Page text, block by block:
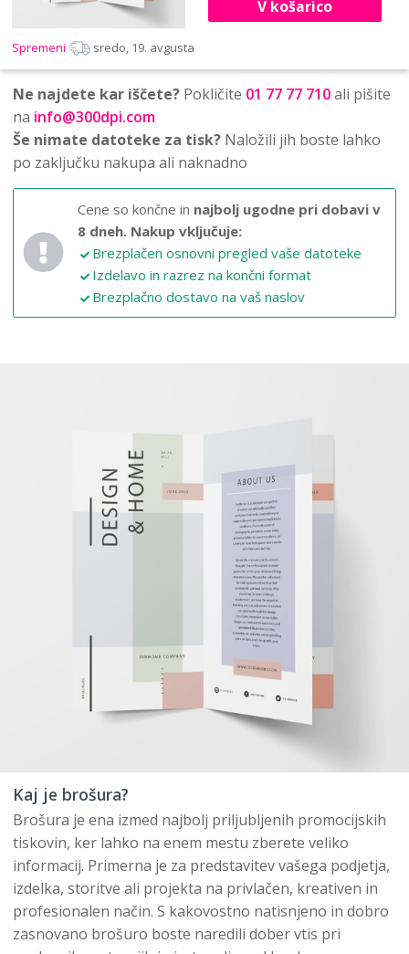
V košarico
Spremeni sredo, 19. avgusta
Ne najdete kar iščete? Pokličite 01 77 77 710ali pišite
na info@300dpi.com
Še nimate datoteke za tisk? Naložili jih boste lahko
po zaključku nakupa ali naknadno
Cene so končne in najbolj ugodne pri dobavi v
8 dneh. Nakup vključuje:
Brezplačen osnovni pregled vaše datoteke
Izdelavo in razrez na končni format
Brezplačno dostavo na vaš naslov
Kaj je brošura?
Brošura je ena izmed najbolj priljubljenih promocijskih
tiskovin, ker lahko na enem mestu zberete veliko
informacij. Primerna je za predstavitev vašega podjetja,
izdelka, storitve ali projekta na privlačen, kreativen in
profesionalen način. S kakovostno natisnjeno in dobro
zasnovano brošuro boste naredili dober vtis pri